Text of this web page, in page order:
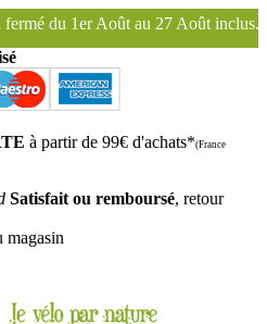
Bonnes vacances !
à partir de 99€ d'achats*(France
Satisfait ou remboursé, retour